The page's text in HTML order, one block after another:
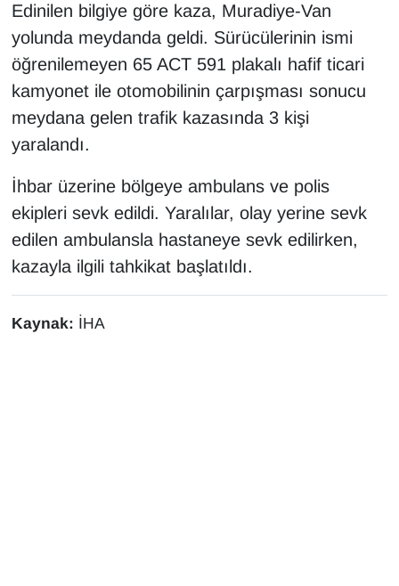
Edinilen bilgiye göre kaza, Muradiye-Van
yolunda meydanda geldi. Sürücülerinin ismi
öğrenilemeyen 65 ACT 591 plakalı hafif ticari
kamyonet ile otomobilinin çarpışması sonucu
meydana gelen trafik kazasında 3 kişi
yaralandı.
İhbar üzerine bölgeye ambulans ve polis
ekipleri sevk edildi. Yaralılar, olay yerine sevk
edilen ambulansla hastaneye sevk edilirken,
kazayla ilgili tahkikat başlatıldı.
Kaynak: İHA
HABERDE İNSAN
İngilizce
Kadın
Kim Kimdir?
KURDÎ